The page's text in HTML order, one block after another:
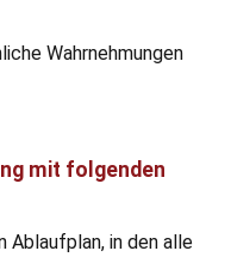
Wahrnehmungen
mit folgenden
in den alle